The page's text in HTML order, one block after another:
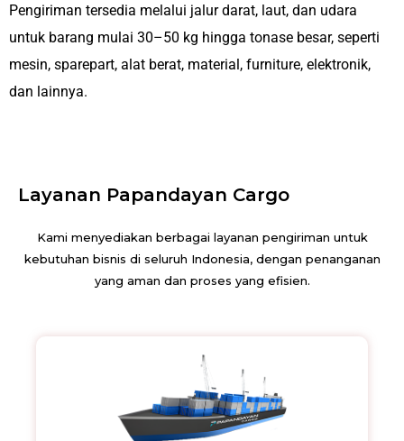
Pengiriman tersedia melalui jalur darat, laut, dan udara
untuk barang mulai 30–50 kg hingga tonase besar, seperti
mesin, sparepart, alat berat, material, furniture, elektronik,
dan lainnya.
Layanan Papandayan Cargo
Kami menyediakan berbagai layanan pengiriman untuk
kebutuhan bisnis di seluruh Indonesia, dengan penanganan
yang aman dan proses yang efisien.